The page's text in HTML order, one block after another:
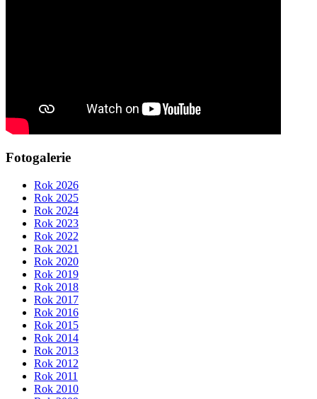
Fotogalerie
Rok 2026
Rok 2025
Rok 2024
Rok 2023
Rok 2022
Rok 2021
Rok 2020
Rok 2019
Rok 2018
Rok 2017
Rok 2016
Rok 2015
Rok 2014
Rok 2013
Rok 2012
Rok 2011
Rok 2010